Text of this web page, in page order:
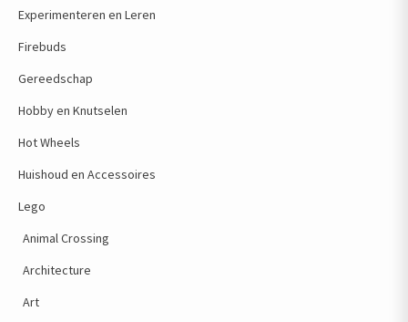
Experimenteren en Leren
Firebuds
Gereedschap
Hobby en Knutselen
Hot Wheels
Huishoud en Accessoires
Lego
Animal Crossing
Architecture
Art